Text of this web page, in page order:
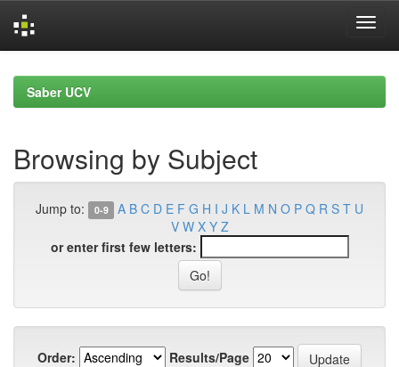
navigationSaber UCV
Browsing by Subject
Jump to: 0-9 A B C D E F G H I J K L M N O P Q R S T U
V W X Y Z
or enter first few letters:
Order: Results/Page